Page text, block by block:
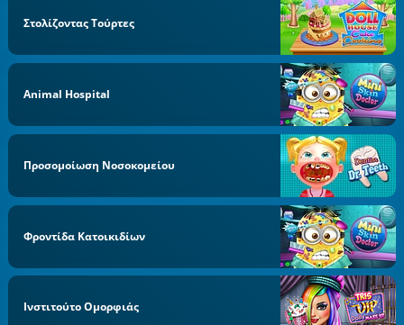
Στολίζοντας Τούρτες
Animal Hospital
Προσομοίωση Νοσοκομείου
Φροντίδα Κατοικιδίων
Ινστιτούτο Ομορφιάς